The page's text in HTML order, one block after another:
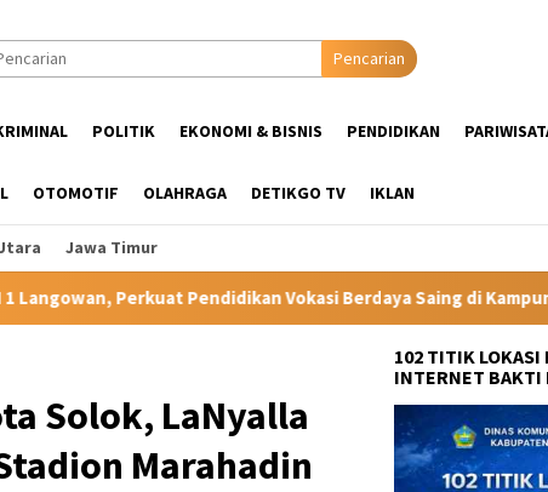
Pencarian
POLITIK EKONOMI & BISNIS PENDIDIKAN
OTOMOTIF OLAHRAGA DETIKGO TV IKLAN
Jawa Timur
Vokasi Berdaya Saing di Kampung Halaman Ibunda
Solok, LaNyalla
Marahadin
102 TITIK LOKASI
INTERNET BAKTI